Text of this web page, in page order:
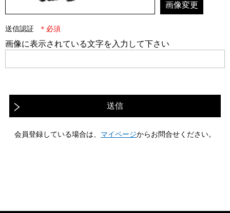
画像変更
送信認証
画像に表示されている文字を入力して下さい
送信
会員登録している場合は、 マイページからお問合せください。